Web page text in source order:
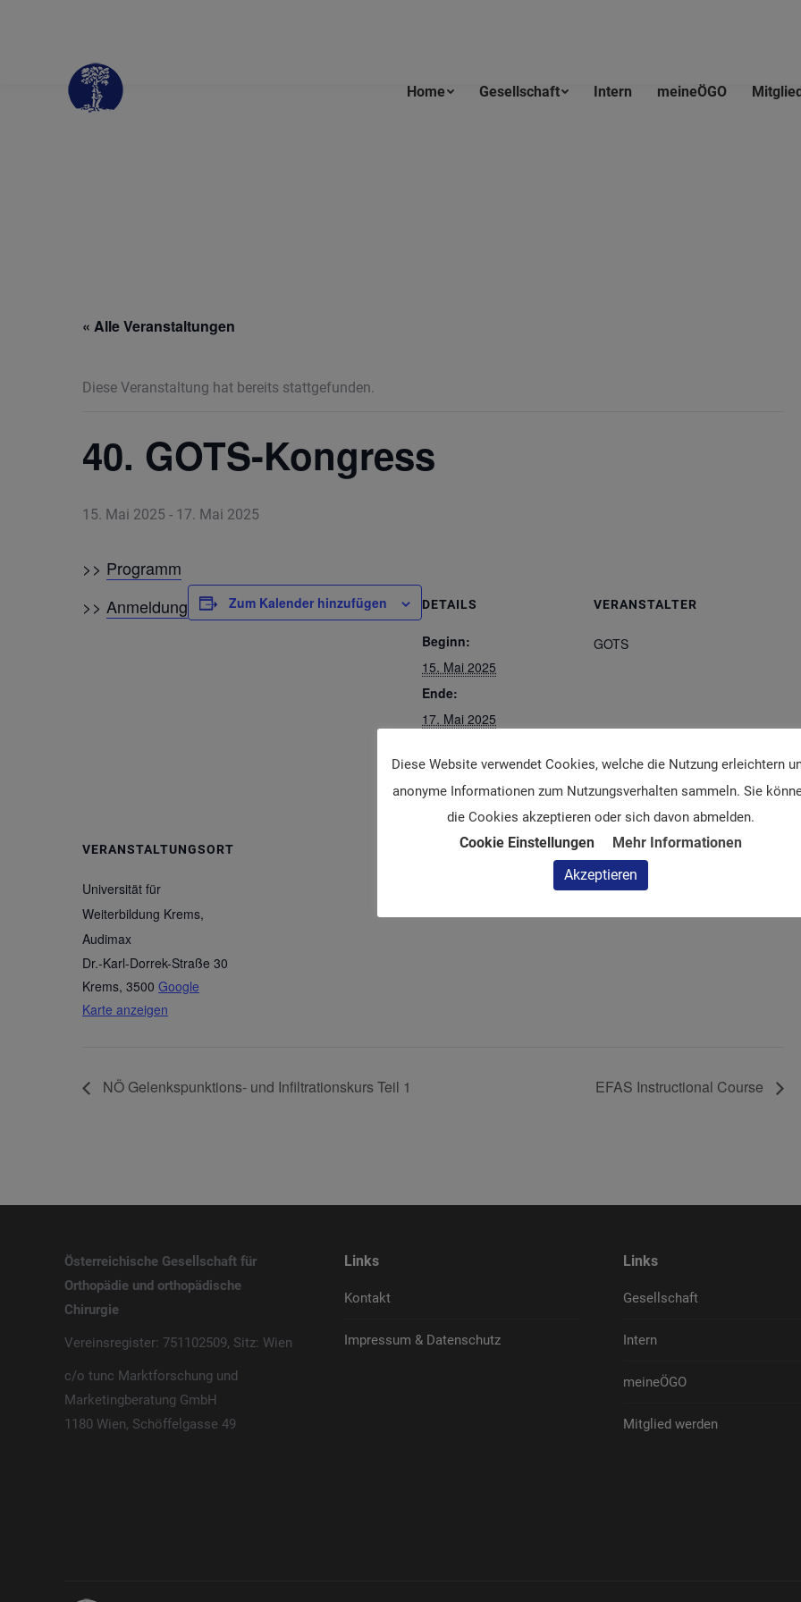
Home Gesellschaft Intern meineÖGO
« Alle Veranstaltungen
Diese Veranstaltung hat bereits stattgefunden.
40. GOTS-Kongress
15. Mai 2025 - 17. Mai 2025
>> Programm
>> Anmeldung Zum Kalender hinzufügen DETAILS
Beginn:
15. Mai 2025
Ende:
17. Mai 2025
https://gots-kongress.org/
VERANSTALTER
GOTS
VERANSTALTUNGSORT
Universität für
Weiterbildung Krems,
Audimax
Dr.-Karl-Dorrek-Straße 30
Krems, 3500 Google
Karte anzeigen
NÖ Gelenkspunktions- und Infiltrationskurs Teil 1 EFAS Instructional Course
Österreichische Gesellschaft für
Orthopädie und orthopädische
Chirurgie
Vereinsregister: 751102509, Sitz: Wien
c/o tunc Marktforschung und
Marketingberatung GmbH
1180 Wien, Schöffelgasse 49
Links
Kontakt
Impressum & Datenschutz
Links
Gesellschaft
Intern
meineÖGO
Mitglied werden
Diese Website verwendet Cookies, welche die Nutzung erleichtern
anonyme Informationen zum Nutzungsverhalten sammeln. Sie
die Cookies akzeptieren oder sich davon abmelden.
Cookie Einstellungen
Mehr Informationen
Akzeptieren